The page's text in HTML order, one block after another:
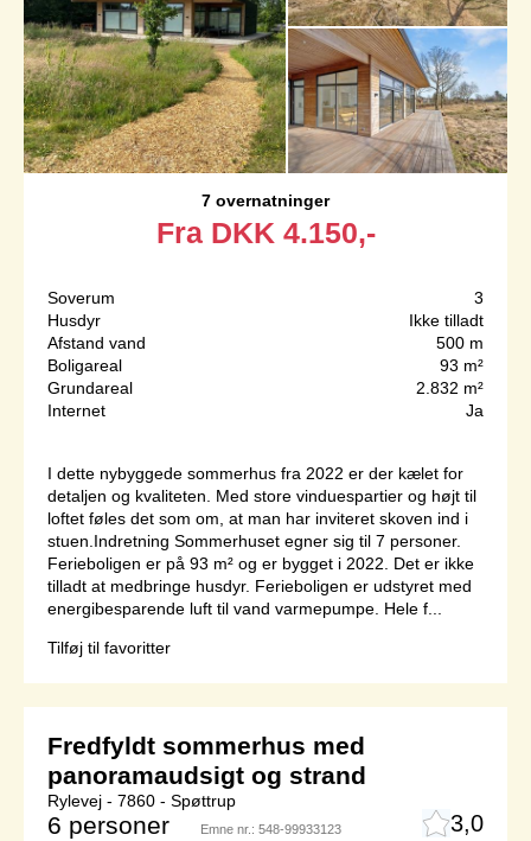
7 overnatninger
Fra DKK 4.150,-
Soverum
3
Husdyr
Ikke tilladt
Afstand vand
500 m
Boligareal
93 m²
Grundareal
2.832 m²
Internet
Ja
I dette nybyggede sommerhus fra 2022 er der kælet for
detaljen og kvaliteten. Med store vinduespartier og højt til
loftet føles det som om, at man har inviteret skoven ind i
stuen.Indretning Sommerhuset egner sig til 7 personer.
Ferieboligen er på 93 m² og er bygget i 2022. Det er ikke
tilladt at medbringe husdyr. Ferieboligen er udstyret med
energibesparende luft til vand varmepumpe. Hele f...
Tilføj til favoritter
Fredfyldt sommerhus med
panoramaudsigt og strand
Rylevej - 7860 - Spøttrup
6 personer Emne nr.: 548-99933123 3,0